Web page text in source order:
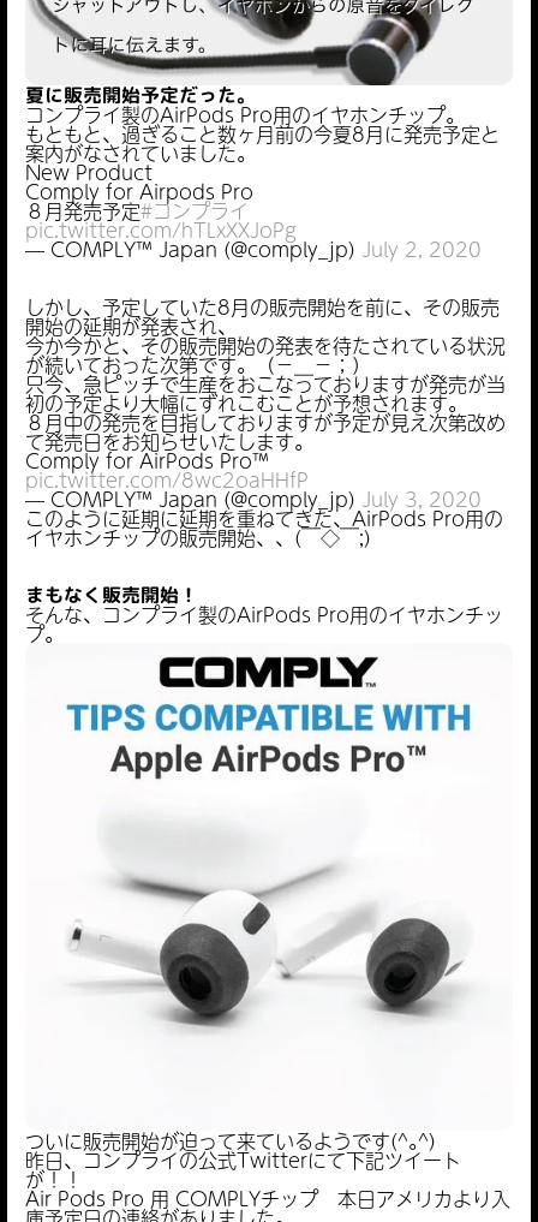
夏に販売開始予定だった。
コンプライ製のAirPods Pro用のイヤホンチップ。
もともと、過ぎること数ヶ月前の今夏8月に発売予定と
案内がなされていました。
New Product
Comply for Airpods Pro
８月発売予定#コンプライ
pic.twitter.com/hTLxXXJoPg
— COMPLY™ Japan (@comply_jp) July 2, 2020
しかし、予定していた8月の販売開始を前に、その販売
開始の延期が発表され、
今か今かと、その販売開始の発表を待たされている状況
が続いておった次第です。（−＿−；）
只今、急ピッチで生産をおこなっておりますが発売が当
初の予定より大幅にずれこむことが予想されます。
８月中の発売を目指しておりますが予定が見え次第改め
て発売日をお知らせいたします。
Comply for AirPods Pro™
pic.twitter.com/8wc2oaHHfP
— COMPLY™ Japan (@comply_jp) July 3, 2020
このように延期に延期を重ねてきた、AirPods Pro用の
イヤホンチップの販売開始、、(￣◇￣;)
まもなく 販売開始！
そんな、コンプライ製のAirPods Pro用のイヤホンチッ
プ。
ついに販売開始が迫って来ているようです(^｡^)
昨日、コンプライの公式Twitterにて下記ツイート
が！！
Air Pods Pro 用 COMPLYチップ 本日アメリカより入